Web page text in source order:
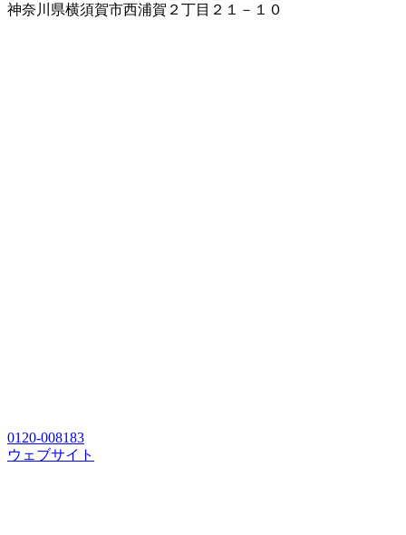
神奈川県横須賀市西浦賀２丁目２１－１０
0120-008183
ウェブサイト